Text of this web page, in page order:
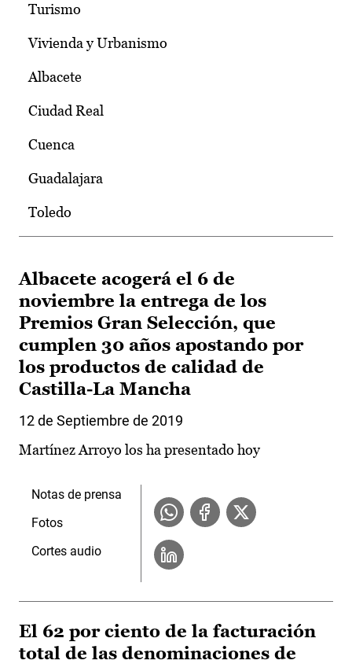
Turismo
Vivienda y Urbanismo
Albacete
Ciudad Real
Cuenca
Guadalajara
Toledo
Albacete acogerá el 6 de
noviembre la entrega de los
Premios Gran Selección, que
cumplen 30 años apostando por
los productos de calidad de
Castilla-La Mancha
12 de Septiembre de 2019
Martínez Arroyo los ha presentado hoy
Notas de prensa
Fotos
Cortes audio
El 62 por ciento de la facturación
total de las denominaciones de